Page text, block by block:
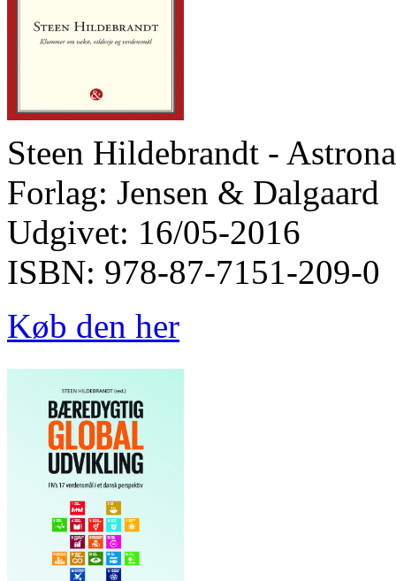
Steen Hildebrandt -
Forlag: Jensen & Dalgaard
Udgivet: 16/05-2016
ISBN: 978-87-7151-209-0
Køb den her